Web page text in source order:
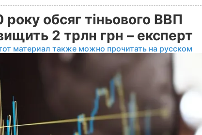
обсяг тіньового ВВП
2 трлн грн – експерт
материал также можно прочитать на русском